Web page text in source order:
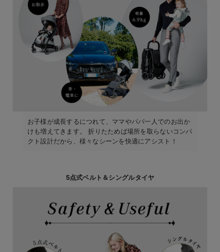
お子様が成長するにつれて、ママやパパ一人でのお出か
けも増えてきます。 折りたためば場所を取らないコンパ
クト設計だから、様々なシーンを快適にアシスト！
5点式ベルト＆シングルタイヤ